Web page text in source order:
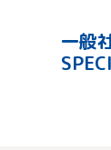
一般